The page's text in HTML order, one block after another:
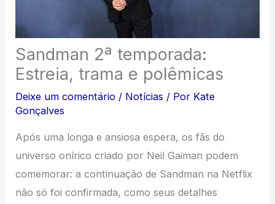
Sandman 2ª temporada:
Estreia, trama e polêmicas
Deixe um comentário / Notícias / Por Kate
Gonçalves
Após uma longa e ansiosa espera, os fãs do
universo onírico criado por Neil Gaiman podem
comemorar: a continuação de Sandman na Netflix
não só foi confirmada, como seus detalhes